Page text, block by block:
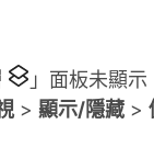
」面板未顯示
> 顯示/隱藏 >